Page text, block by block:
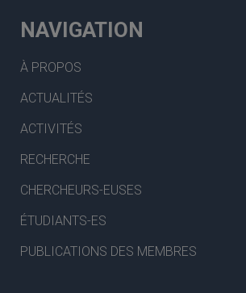
NAVIGATION
À PROPOS
ACTUALITÉS
ACTIVITÉS
RECHERCHE
CHERCHEURS-EUSES
ÉTUDIANTS-ES
PUBLICATIONS DES MEMBRES